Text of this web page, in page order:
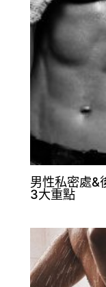
男性私密處&
3大重點